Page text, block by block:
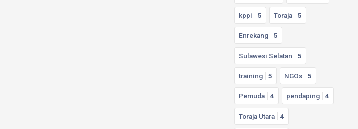
kppi 5 Toraja 5
Enrekang 5
Sulawesi Selatan 5
training 5 NGOs 5
Pemuda 4 pendaping 4
Toraja Utara 4